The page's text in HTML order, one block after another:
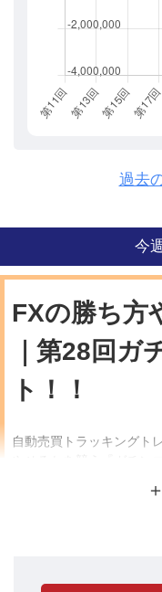
過去
今
FXの勝ち方
｜第28回ガ
ト！！
自動売買トラッキングト
7月2日（火）より、第